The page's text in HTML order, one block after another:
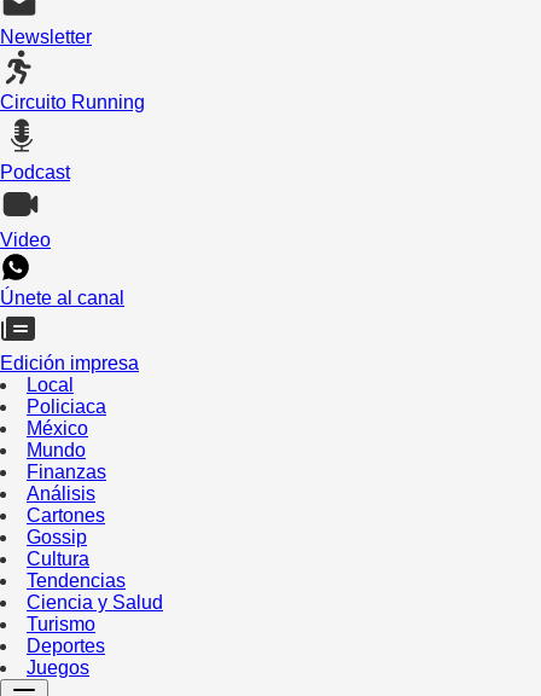
Newsletter
Circuito Running
Podcast
Video
Únete al canal
Edición impresa
Local
Policiaca
México
Mundo
Finanzas
Análisis
Cartones
Gossip
Cultura
Tendencias
Ciencia y Salud
Turismo
Deportes
Juegos